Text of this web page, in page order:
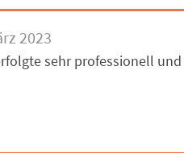
2023
sehr professionell